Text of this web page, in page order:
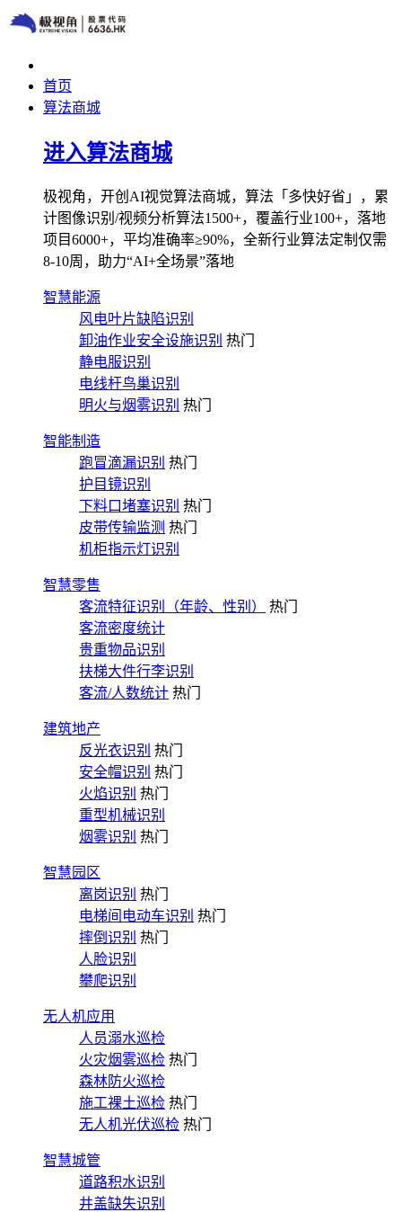
首页
算法商城
进入算法商城
极视角，开创AI视觉算法商城，算法「多快好省」，累
计图像识别/视频分析算法1500+，覆盖行业100+，落地
项目6000+，平均准确率≥90%，全新行业算法定制仅需
8-10周，助力“AI+全场景”落地
智慧能源
风电叶片缺陷识别
卸油作业安全设施识别 热门
静电服识别
电线杆鸟巢识别
明火与烟雾识别 热门
智能制造
跑冒滴漏识别 热门
护目镜识别
下料口堵塞识别 热门
皮带传输监测 热门
机柜指示灯识别
智慧零售
客流特征识别（年龄、性别）
热门
客流密度统计
贵重物品识别
扶梯大件行李识别
客流/人数统计 热门
建筑地产
反光衣识别 热门
安全帽识别 热门
火焰识别 热门
重型机械识别
烟雾识别 热门
智慧园区
离岗识别 热门
电梯间电动车识别 热门
摔倒识别 热门
人脸识别
攀爬识别
无人机应用
人员溺水巡检
火灾烟雾巡检 热门
森林防火巡检
施工裸土巡检 热门
无人机光伏巡检 热门
智慧城管
道路积水识别
井盖缺失识别